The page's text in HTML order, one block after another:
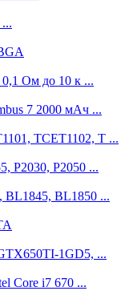
0,1 Ом до 10 к ...
7 2000 мАч ...
TCET1102, T ...
P2030, P2050 ...
BL1845, BL1850 ...
1GD5, ...
Core i7 670 ...